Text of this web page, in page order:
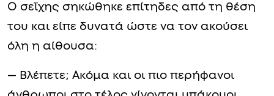
Ο σεΐχης σηκώθηκε επίτηδες από τη θέση
του και είπε δυνατά ώστε να τον ακούσει
όλη η αίθουσα:
— Βλέπετε; Ακόμα και οι πιο περήφανοι